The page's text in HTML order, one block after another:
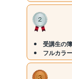
受講生の
フルカラ